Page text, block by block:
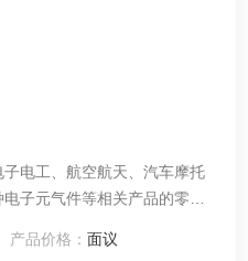
电工、航空航天、汽车摩托
子元气件等相关产品的零部
产品价格： 面议